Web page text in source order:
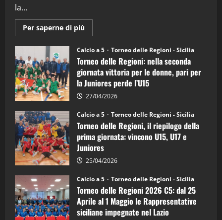
la...
Per saperne di più
informazioni
Torneo
delle
Regioni
di
calcio
a
5:
la
Juniores
è
vicecampione
d’Italia
Calcio a 5 Torneo delle Regioni - Sicilia
Torneo delle Regioni: nella seconda
giornata vittoria per le donne, pari per
la Juniores perde l’U15
27/04/2026
Calcio a 5 Torneo delle Regioni - Sicilia
Torneo delle Regioni, il riepilogo della
prima giornata: vincono U15, U17 e
Juniores
25/04/2026
Calcio a 5 Torneo delle Regioni - Sicilia
Torneo delle Regioni 2026 C5: dal 25
Aprile al 1 Maggio le Rappresentative
siciliane impegnate nel Lazio